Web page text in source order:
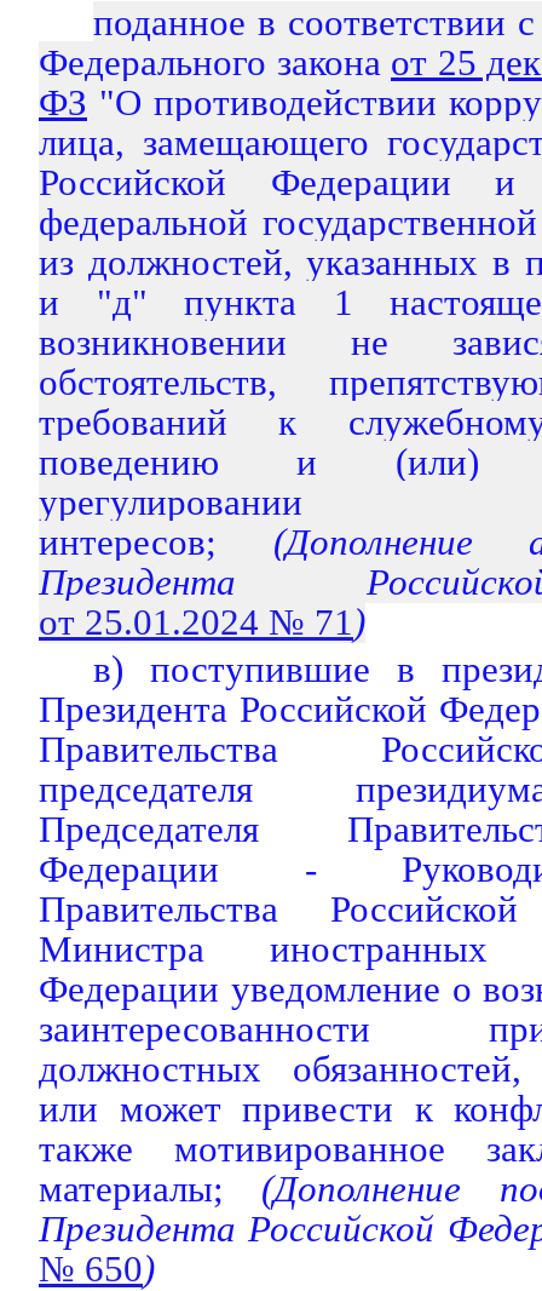
поданное в соответствии
Федерального закона от 25
ФЗ "О противодействии
лица, замещающего
Российской Федерации
федеральной
из должностей, указанных в
и "д" пункта 1
возникновении не
обстоятельств,
требований к
поведению и (или)
интересов;
Президента
от 25.01.2024 № 71)
в) поступившие в
Президента Российской
Правительства
председателя
Председателя
Федерации -
Правительства
Министра иностранных
Федерации уведомление о
заинтересованности
должностных
или может привести к
также мотивированное
материалы; (Дополнение
Президента Российской
№ 650)